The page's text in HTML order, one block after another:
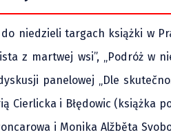
niedzieli targach książki w
z martwej wsi”, „Podróż w
panelowej „Dle
Cierlicka i Błędowic (książka
i Monika Alžběta